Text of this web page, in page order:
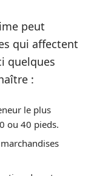
peut
qui affectent
quelques
:
le plus
ou 40 pieds.